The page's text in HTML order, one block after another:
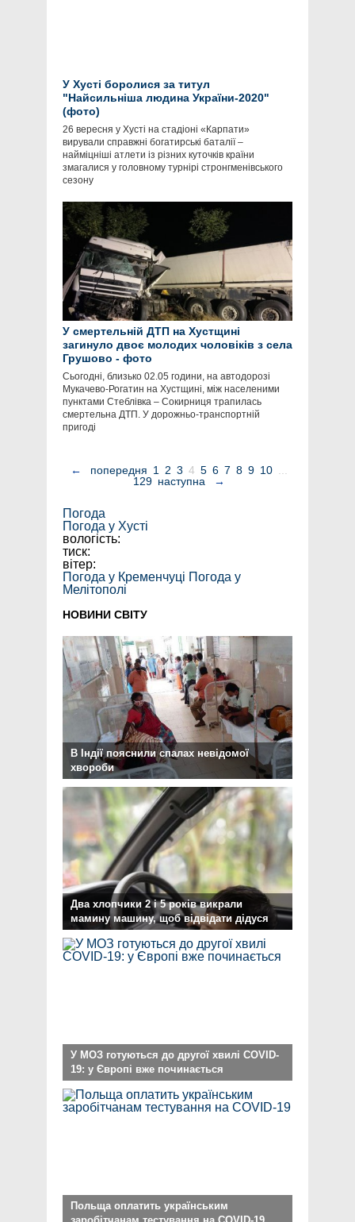
У Хусті боролися за титул
"Найсильніша людина України-2020"
(фото)
26 вересня у Хусті на стадіоні «Карпати»
вирували справжні богатирські баталії –
найміцніші атлети із різних куточків країни
змагалися у головному турнірі стронгменівського
сезону
У смертельній ДТП на Хустщині
загинуло двоє молодих чоловіків з села
Грушово - фото
Сьогодні, близько 02.05 години, на автодорозі
Мукачево-Рогатин на Хустщині, між населеними
пунктами Стеблівка – Сокирниця трапилась
смертельна ДТП. У дорожньо-транспортній
пригоді
← попередня 1 2 3 4 5 6 7 8 9 10
129 наступна →
Погода
Погода у Хусті
вологість:
тиск:
вітер:
Погода у Кременчуці Погода у
Мелітополі
НОВИНИ СВІТУ
В Індії пояснили спалах невідомої
хвороби
Два хлопчики 2 і 5 років викрали
мамину машину, щоб відвідати дідуся
У МОЗ готуються до другої хвилі COVID-
19: у Європі вже починається
Польща оплатить українським